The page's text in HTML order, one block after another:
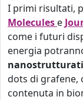
I primi risultati,
Molecules e
come i futuri
energia
nanostrutturati
dots di grafene,
contenuta in